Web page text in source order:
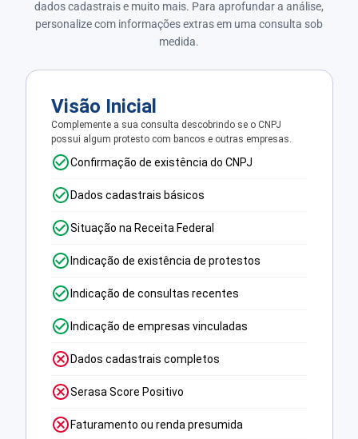
dados cadastrais e muito mais. Para aprofundar a análise,
personalize com informações extras em uma consulta sob
medida.
Visão Inicial
Complemente a sua consulta descobrindo se o CNPJ
possui algum protesto com bancos e outras empresas.
Confirmação de existência do CNPJ
Dados cadastrais básicos
Situação na Receita Federal
Indicação de existência de protestos
Indicação de consultas recentes
Indicação de empresas vinculadas
Dados cadastrais completos
Serasa Score Positivo
Faturamento ou renda presumida